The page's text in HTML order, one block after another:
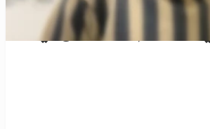
عدة جرائم يشعل الفرح في